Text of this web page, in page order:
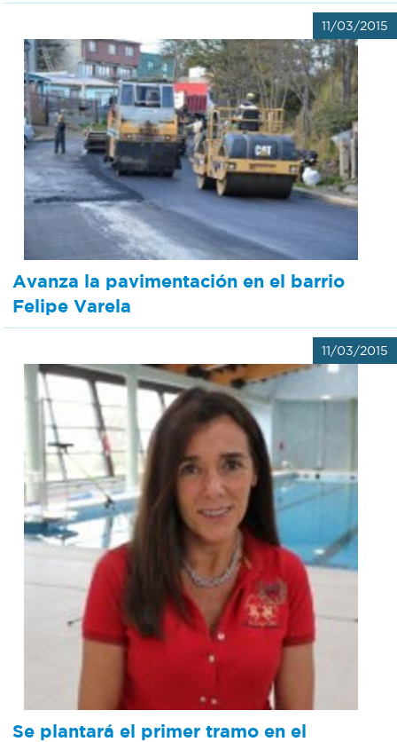
11/03/2015
Avanza la pavimentación en el barrio
Felipe Varela
11/03/2015
Se plantará el primer tramo en el